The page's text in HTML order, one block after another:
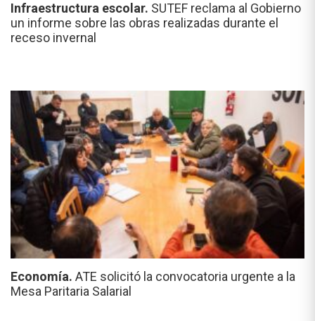
Infraestructura escolar. SUTEF reclama al Gobierno
un informe sobre las obras realizadas durante el
receso invernal
Economía. ATE solicitó la convocatoria urgente a la
Mesa Paritaria Salarial